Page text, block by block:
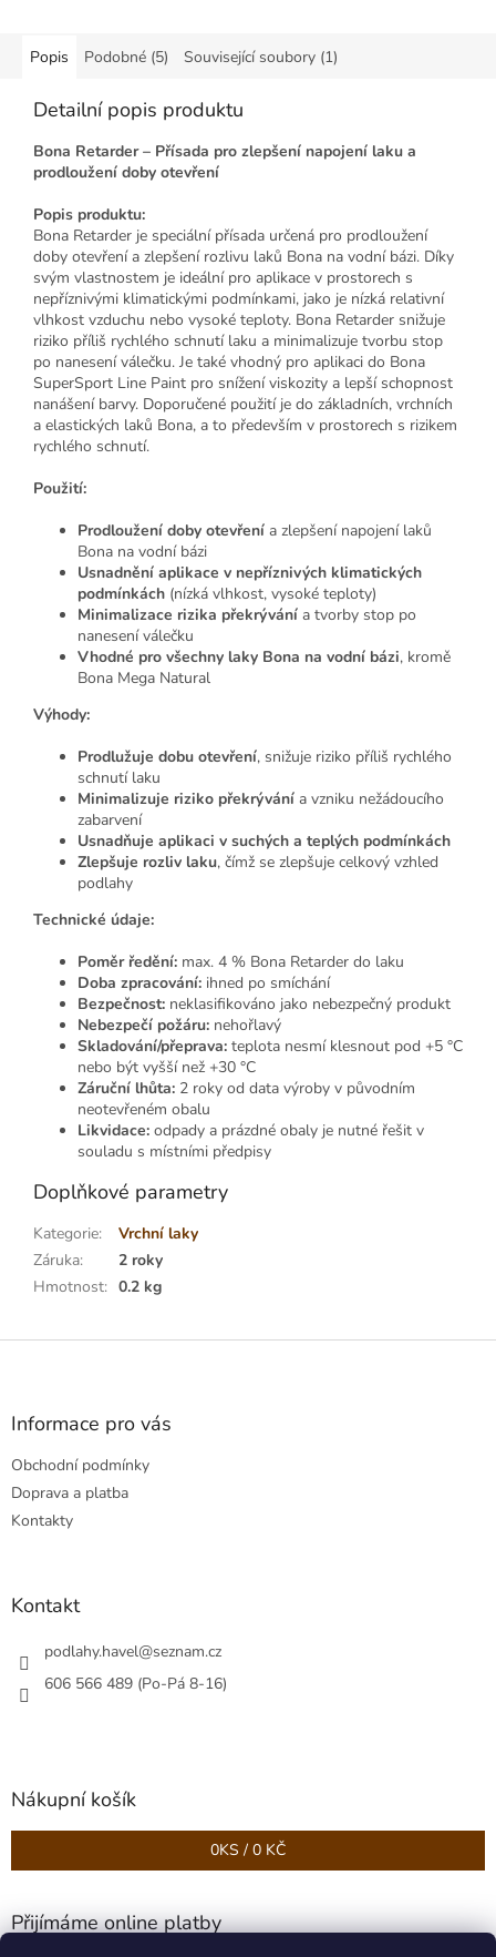
Popis Podobné (5) Související soubory (1)
Detailní popis produktu
Bona Retarder – Přísada pro zlepšení napojení laku a
prodloužení doby otevření
Popis produktu:
Bona Retarder je speciální přísada určená pro prodloužení
doby otevření a zlepšení rozlivu laků Bona na vodní bázi. Díky
svým vlastnostem je ideální pro aplikace v prostorech s
nepříznivými klimatickými podmínkami, jako je nízká relativní
vlhkost vzduchu nebo vysoké teploty. Bona Retarder snižuje
riziko příliš rychlého schnutí laku a minimalizuje tvorbu stop
po nanesení válečku. Je také vhodný pro aplikaci do Bona
SuperSport Line Paint pro snížení viskozity a lepší schopnost
nanášení barvy. Doporučené použití je do základních, vrchních
a elastických laků Bona, a to především v prostorech s rizikem
rychlého schnutí.
Použití:
Prodloužení doby otevření a zlepšení napojení laků
Bona na vodní bázi
Usnadnění aplikace v nepříznivých klimatických
podmínkách (nízká vlhkost, vysoké teploty)
Minimalizace rizika překrývání a tvorby stop po
nanesení válečku
Vhodné pro všechny laky Bona na vodní bázi, kromě
Bona Mega Natural
Výhody:
Prodlužuje dobu otevření, snižuje riziko příliš rychlého
schnutí laku
Minimalizuje riziko překrývání a vzniku nežádoucího
zabarvení
Usnadňuje aplikaci v suchých a teplých podmínkách
Zlepšuje rozliv laku, čímž se zlepšuje celkový vzhled
podlahy
Technické údaje:
Poměr ředění: max. 4 % Bona Retarder do laku
Doba zpracování: ihned po smíchání
Bezpečnost: neklasifikováno jako nebezpečný produkt
Nebezpečí požáru: nehořlavý
Skladování/přeprava: teplota nesmí klesnout pod +5 °C
nebo být vyšší než +30 °C
Záruční lhůta: 2 roky od data výroby v původním
neotevřeném obalu
Likvidace: odpady a prázdné obaly je nutné řešit v
souladu s místními předpisy
Doplňkové parametry
Kategorie:
Vrchní laky
Záruka:
2 roky
Hmotnost: 0.2 kg
Z
Informace pro vás
Obchodní podmínky
Doprava a platba
Kontakty
Kontakt
podlahy.havel@seznam.cz
606 566 489 (Po-Pá 8-16)
Nákupní košík
0KS / 0 KČ
Přijímáme online platby